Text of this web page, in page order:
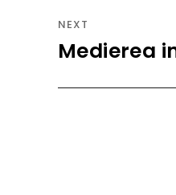
NEXT
Next
Medierea